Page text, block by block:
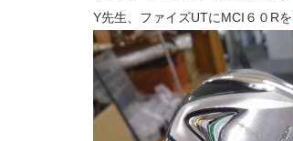
Y先生、ファイズUTにMCI６０Rを